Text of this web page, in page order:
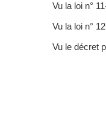
Vu la loi n°
Vu la loi n°
Vu le décret